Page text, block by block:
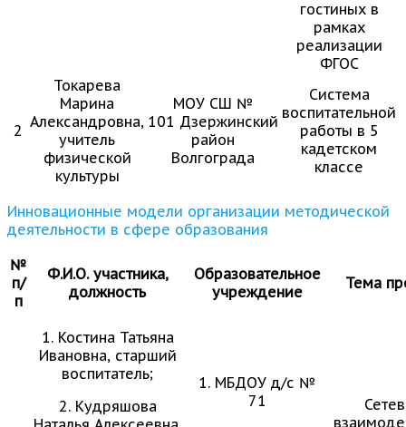
гостиных в
рамках
реализации
ФГОС
2
Токарева
Марина
Александровна,
учитель
физической
культуры
МОУ СШ №
101 Дзержинский
район
Волгограда
Система
воспитательной
работы в 5
кадетском
классе
Инновационные модели организации методической
деятельности в сфере образования
№
п/
п
Ф.И.О. участника,
должность
Образовательное
учреждение
Тема
1. Костина Татьяна
Ивановна, старший
воспитатель;
2. Кудряшова
1. МБДОУ д/с №
71